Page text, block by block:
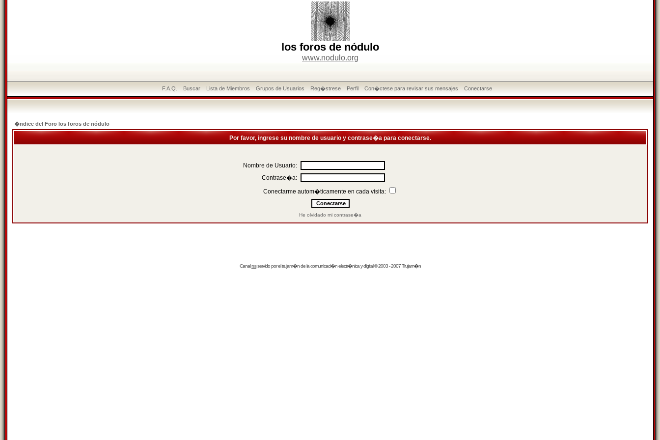
los foros de nódulo
www.nodulo.org
F.A.Q. Buscar Lista de Miembros Grupos de Usuarios Reg�strese Perfil Con�ctese para revisar sus mensajes Conectarse
�ndice del Foro los foros de nódulo
Por favor, ingrese su nombre de usuario y contrase�a para conectarse.
Nombre de Usuario:
Contrase�a:
Conectarme autom�ticamente en cada visita:
He olvidado mi contrase�a
Canalrssservido por eltrujam�nde la comunicaci�n electr�nica y digital © 2003 - 2007 Trujam�n